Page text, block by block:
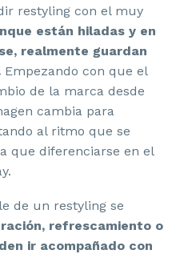
restyling con el muy
están hiladas y en
realmente guardan
Empezando con que el
de la marca desde
cambia para
al ritmo que se
que diferenciarse en el
de un restyling se
refrescamiento o
ir acompañado con